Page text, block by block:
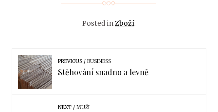
Posted inZboží.
PREVIOUS BUSINESS
Stěhování snadno a levně
NEXT MUŽI